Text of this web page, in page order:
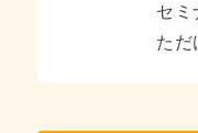
セミ
ただ